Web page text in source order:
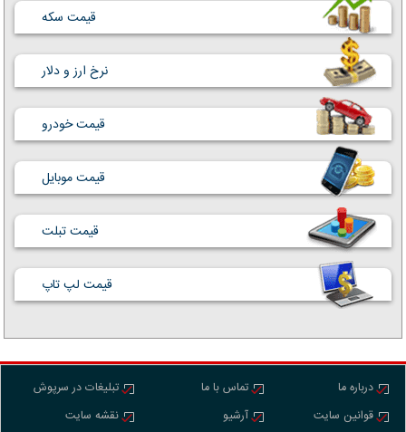
قیمت سکه
نرخ ارز و دلار
قیمت خودرو
قیمت موبایل
قیمت تبلت
قیمت لپ تاپ
درباره ما
قوانین سایت
تماس با ما
آرشیو
تبلیغات در سرپوش
نقشه سایت